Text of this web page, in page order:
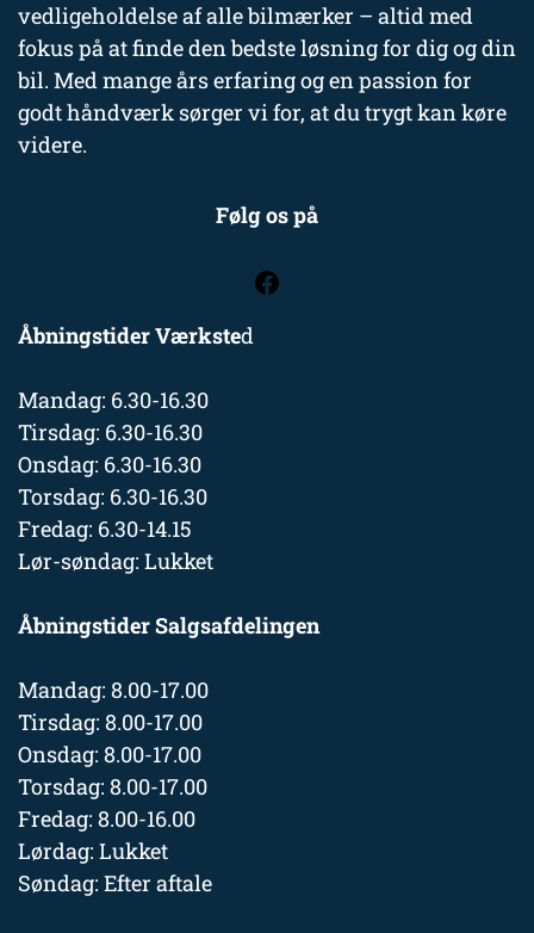
vedligeholdelse af alle bilmærker – altid med
fokus på at finde den bedste løsning for dig og din
bil. Med mange års erfaring og en passion for
godt håndværk sørger vi for, at du trygt kan køre
videre.
Følg os på
Åbningstider Værksted
Mandag: 6.30-16.30
Tirsdag: 6.30-16.30
Onsdag: 6.30-16.30
Torsdag: 6.30-16.30
Fredag: 6.30-14.15
Lør-søndag: Lukket
Åbningstider Salgsafdelingen
Mandag: 8.00-17.00
Tirsdag: 8.00-17.00
Onsdag: 8.00-17.00
Torsdag: 8.00-17.00
Fredag: 8.00-16.00
Lørdag: Lukket
Søndag: Efter aftale